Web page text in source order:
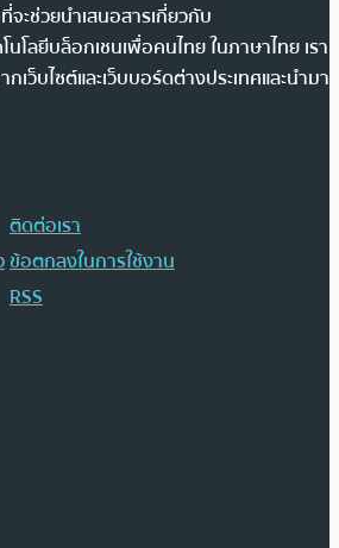
ะช่วยนำเสนอสารเกี่ยวกับ
นโลยีบล็อกเชนเพื่อคนไทย ในภาษาไทย เรา
ว็บไซต์และเว็บบอร์ดต่างประเทศและนำมา
ติดต่อเรา
ข้อตกลงในการใช้งาน
RSS